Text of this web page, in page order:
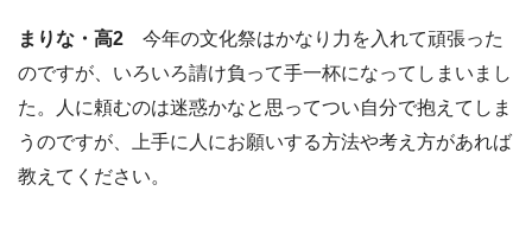
まりな・高2 今年の文化祭はかなり力を入れて頑張った
のですが、いろいろ請け負って手一杯になってしまいまし
た。人に頼むのは迷惑かなと思ってつい自分で抱えてしま
うのですが、上手に人にお願いする方法や考え方があれば
教えてください。